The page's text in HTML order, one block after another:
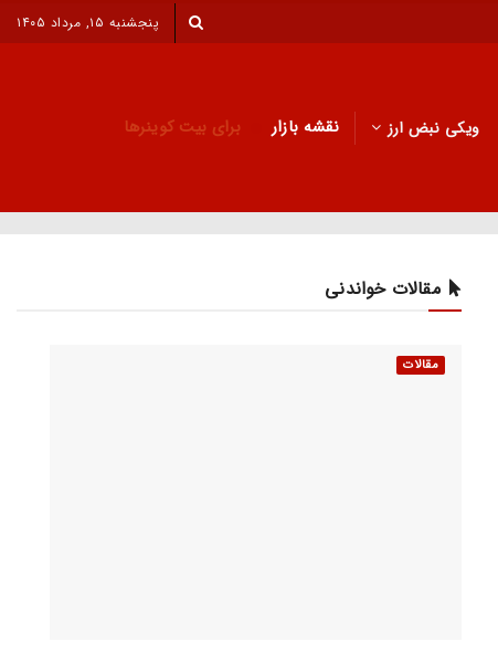
پنجشنبه ۱۵, مرداد ۱۴۰۵
ویکی نبض ارز نقشه بازار برای بیت کوینرها
مقالات خواندنی
مقالات